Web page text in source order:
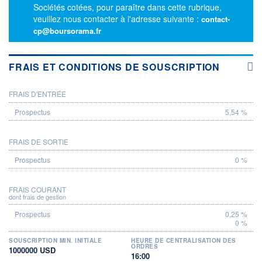
Sociétés cotées, pour paraître dans cette rubrique,
veuillez nous contacter à l'adresse suivante : contact-
cp@boursorama.fr
FRAIS ET CONDITIONS DE SOUSCRIPTION
PROSPECTUS
FRAIS D'ENTRÉE
5,54 %
FRAIS DE SORTIE
0 %
FRAIS COURANT
dont frais de gestion
0,25 %
0 %
SOUSCRIPTION MIN. INITIALE
1000000 USD
HEURE DE CENTRALISATION DES
ORDRES
16:00